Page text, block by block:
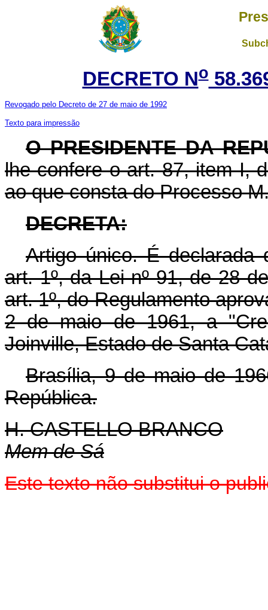
DECRETO No
Revogado pelo Decreto de 27 de maio de 1992
Texto para impressão
O PRESIDENTE DA
lhe confere o art. 87, item I,
ao que consta do Processo
DECRETA:
Artigo único. É declarada
art. 1º, da Lei nº 91, de 28
art. 1º, do Regulamento
2 de maio de 1961, a
Joinville, Estado de Santa
Brasília, 9 de maio de
República.
H. CASTELLO BRANCO
Mem de Sá
Este texto não substitui o